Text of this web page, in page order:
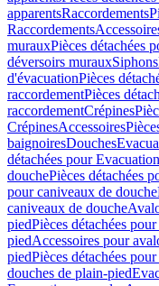
apparentsRaccordements
Raccordements
murauxPièces détachées
déversoirs murauxSiphons
d'évacuationPièces
raccordementPièces
raccordementCrépines
CrépinesAccessoires
baignoiresDouches
détachées pour
douchePièces détachées
pour caniveaux de douche
caniveaux de douche
piedPièces détachées
piedAccessoires pour
piedPièces détachées
douches de plain-pied